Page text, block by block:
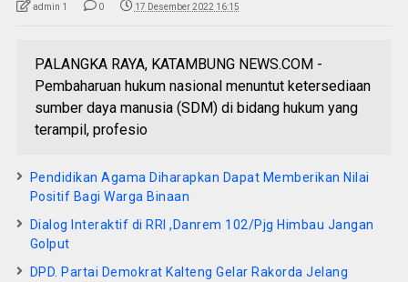
admin 1 0 17 Desember 2022 16:15
PALANGKA RAYA, KATAMBUNG NEWS.COM -
Pembaharuan hukum nasional menuntut ketersediaan
sumber daya manusia (SDM) di bidang hukum yang
terampil, profesio
Pendidikan Agama Diharapkan Dapat Memberikan Nilai
Positif Bagi Warga Binaan
Dialog Interaktif di RRI ,Danrem 102/Pjg Himbau Jangan
Golput
DPD. Partai Demokrat Kalteng Gelar Rakorda Jelang